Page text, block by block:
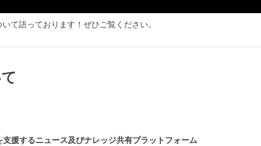
て語っております！ぜひご覧ください。
援するニュース及びナレッジ共有プラットフォーム